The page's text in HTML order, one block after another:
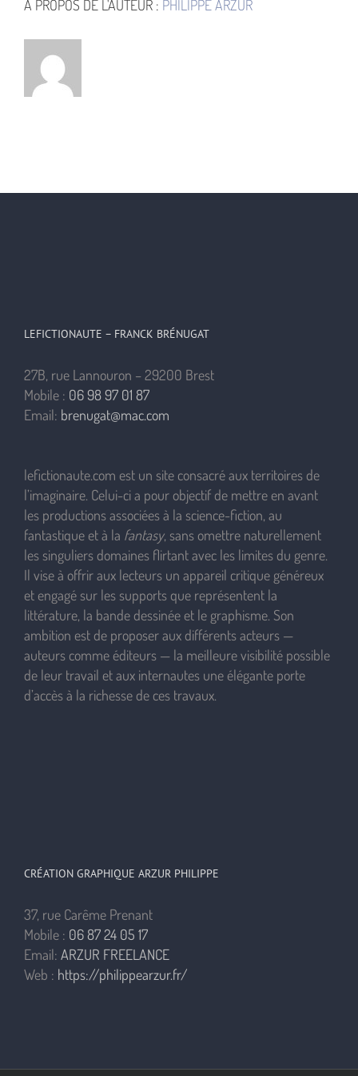
À PROPOS DE L'AUTEUR : PHILIPPE ARZUR
LEFICTIONAUTE – FRANCK BRÉNUGAT
27B, rue Lannouron – 29200 Brest
Mobile : 06 98 97 01 87
Email: brenugat@mac.com
lefictionaute.com est un site consacré aux territoires de
l’imaginaire. Celui-ci a pour objectif de mettre en avant
les productions associées à la science-fiction, au
fantastique et à la fantasy, sans omettre naturellement
les singuliers domaines flirtant avec les limites du genre.
Il vise à offrir aux lecteurs un appareil critique généreux
et engagé sur les supports que représentent la
littérature, la bande dessinée et le graphisme. Son
ambition est de proposer aux différents acteurs —
auteurs comme éditeurs — la meilleure visibilité possible
de leur travail et aux internautes une élégante porte
d’accès à la richesse de ces travaux.
CRÉATION GRAPHIQUE ARZUR PHILIPPE
37, rue Carême Prenant
Mobile : 06 87 24 05 17
Email: ARZUR FREELANCE
Web : https://philippearzur.fr/